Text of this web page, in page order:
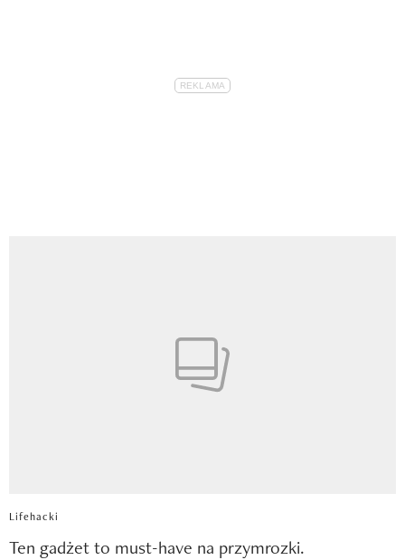
Lifehacki
Ten gadżet to must-have na przymrozki.